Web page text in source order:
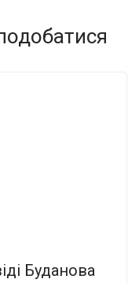
Буданова